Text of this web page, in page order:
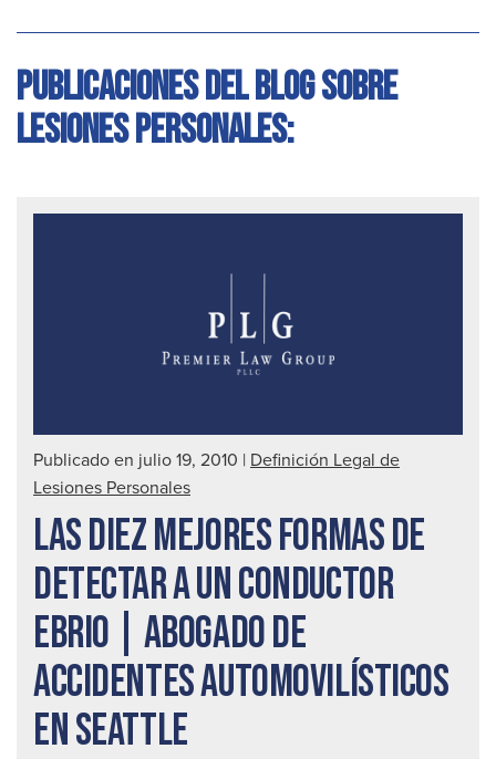
Publicaciones del blog sobre
lesiones personales:
Publicado en julio 19, 2010 | Definición Legal de
Lesiones Personales
LAS DIEZ MEJORES FORMAS DE
DETECTAR A UN CONDUCTOR
EBRIO | ABOGADO DE
ACCIDENTES AUTOMOVILÍSTICOS
EN SEATTLE